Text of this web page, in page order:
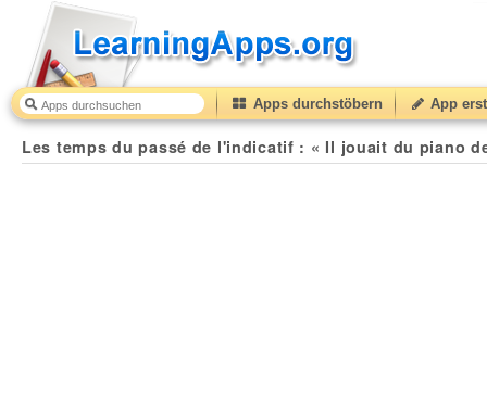
Apps durchstöbern App
Les temps du passé de l'indicatif : « Il jouait du piano
Les temps du passé de l'indicatif : « Il jouait du piano debout » par France GALL